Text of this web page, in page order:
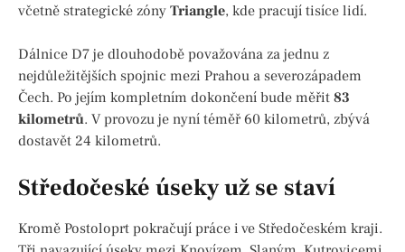
včetně strategické zóny Triangle, kde pracují tisíce lidí.
Dálnice D7 je dlouhodobě považována za jednu z
nejdůležitějších spojnic mezi Prahou a severozápadem
Čech. Po jejím kompletním dokončení bude měřit 83
kilometrů. V provozu je nyní téměř 60 kilometrů, zbývá
dostavět 24 kilometrů.
Středočeské úseky už se staví
Kromě Postoloprt pokračují práce i ve Středočeském kraji.